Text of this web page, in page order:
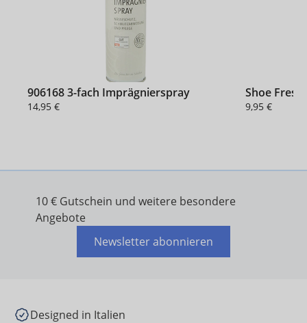
906168 3-fach Imprägnierspray
14,95 €
Shoe Fresh
9,95 €
10 € Gutschein und weitere besondere
Angebote
Newsletter abonnieren
Designed in Italien